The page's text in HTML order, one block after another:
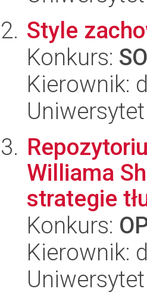
Style
Konkurs:
Kierownik:
Williama
strategie
Konkurs:
Kierownik: